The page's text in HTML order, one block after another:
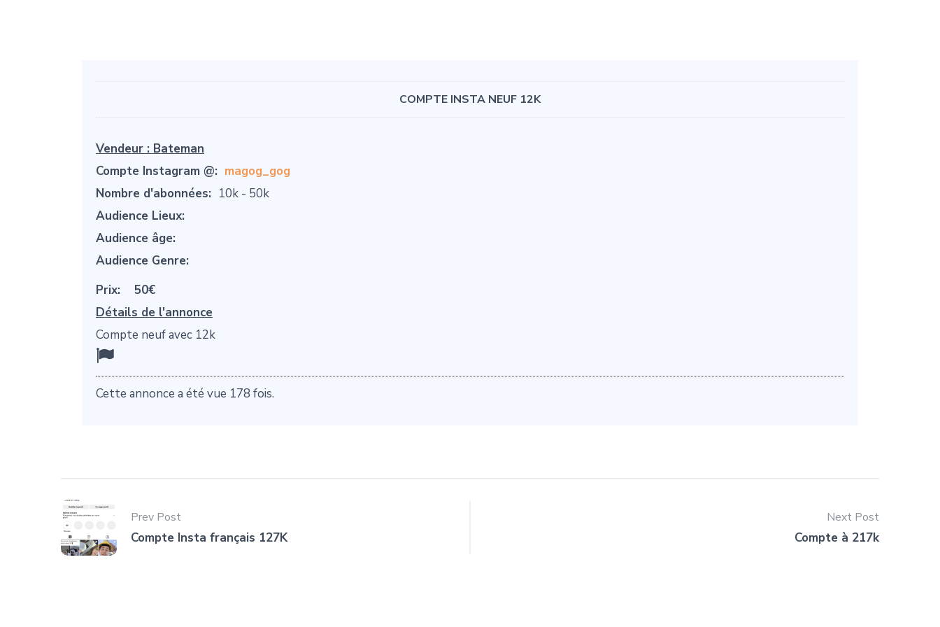
COMPTE INSTA NEUF 12K
Vendeur : Bateman
Compte Instagram @: magog_gog
Nombre d'abonnées: 10k - 50k
Audience Lieux:
Audience âge:
Audience Genre:
Prix:
50€
Détails de l'annonce
Compte neuf avec 12k
Cette annonce a été vue 178 fois.
Prev Post
Compte Insta français 127K
Next Post
Compte à 217k